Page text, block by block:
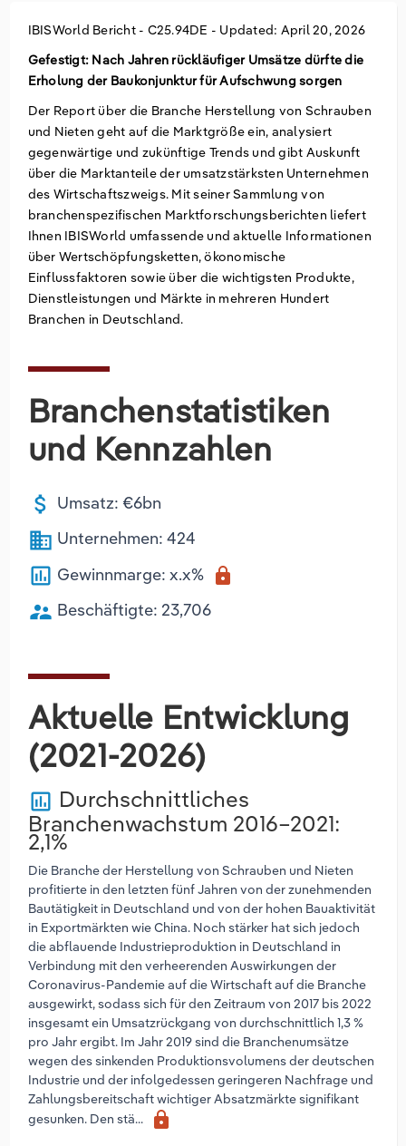
IBISWorld Bericht - C25.94DE - Updated: April 20, 2026
Gefestigt: Nach Jahren rückläufiger Umsätze dürfte die
Erholung der Baukonjunktur für Aufschwung sorgen
Der Report über die Branche Herstellung von Schrauben
und Nieten geht auf die Marktgröße ein, analysiert
gegenwärtige und zukünftige Trends und gibt Auskunft
über die Marktanteile der umsatzstärksten Unternehmen
des Wirtschaftszweigs. Mit seiner Sammlung von
branchenspezifischen Marktforschungsberichten liefert
Ihnen IBISWorld umfassende und aktuelle Informationen
über Wertschöpfungsketten, ökonomische
Einflussfaktoren sowie über die wichtigsten Produkte,
Dienstleistungen und Märkte in mehreren Hundert
Branchen in Deutschland.
Branchenstatistiken
und Kennzahlen
attach_money Umsatz: €6bn
business Unternehmen: 424
poll Gewinnmarge: x.x% lock
supervisor_account Beschäftigte: 23,706
Aktuelle Entwicklung
(2021-2026)
poll Durchschnittliches
Branchenwachstum 2016–2021:
2,1%
Die Branche der Herstellung von Schrauben und Nieten
profitierte in den letzten fünf Jahren von der zunehmenden
Bautätigkeit in Deutschland und von der hohen Bauaktivität
in Exportmärkten wie China. Noch stärker hat sich jedoch
die abflauende Industrieproduktion in Deutschland in
Verbindung mit den verheerenden Auswirkungen der
Coronavirus-Pandemie auf die Wirtschaft auf die Branche
ausgewirkt, sodass sich für den Zeitraum von 2017 bis 2022
insgesamt ein Umsatzrückgang von durchschnittlich 1,3 %
pro Jahr ergibt. Im Jahr 2019 sind die Branchenumsätze
wegen des sinkenden Produktionsvolumens der deutschen
Industrie und der infolgedessen geringeren Nachfrage und
Zahlungsbereitschaft wichtiger Absatzmärkte signifikant
gesunken. Den stä...
lock
Groß- und Einzelhandel
Information und Kommunikation
Freiberufliche, wissenschaftliche und
technische Dienstleistungen
Deutschland
Italien
Irland
Spanien
Vereinigtes Königreich
Marketing
Private Equity
Sales Vertrieb
Bibliotheken